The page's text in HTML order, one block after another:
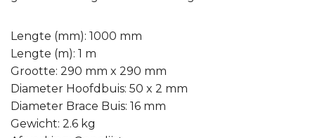
Lengte (mm): 1000 mm
Lengte (m): 1 m
Grootte: 290 mm x 290 mm
Diameter Hoofdbuis: 50 x 2 mm
Diameter Brace Buis: 16 mm
Gewicht: 2.6 kg